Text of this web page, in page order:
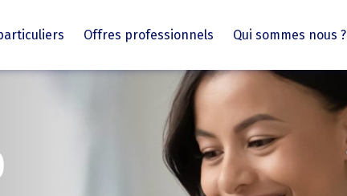
Offres professionnels Qui sommes nous ?